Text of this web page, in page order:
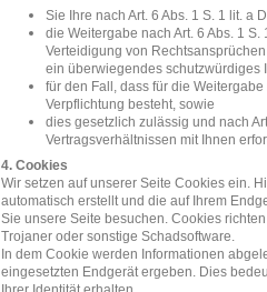
Sie Ihre nach Art. 6 Abs. 1 S. 1 lit. a
die Weitergabe nach Art. 6 Abs. 1
Verteidigung von
ein überwiegendes schutzwürdiges
für den Fall, dass für die
Verpflichtung besteht, sowie
dies gesetzlich zulässig und nach
Vertragsverhältnissen mit Ihnen
4. Cookies
Wir setzen auf unserer Seite Cookies ein.
automatisch erstellt und die auf Ihrem
Sie unsere Seite besuchen. Cookies
Trojaner oder sonstige Schadsoftware.
In dem Cookie werden Informationen
eingesetzten Endgerät ergeben. Dies